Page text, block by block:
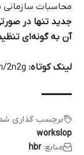
محاسبات
جدید تنها در
آن به گونه‌ای
لینک کوتاه: 2n2g
برچسب گذاری
workslop
منابع: hbr